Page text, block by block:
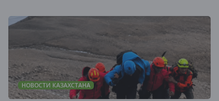
НОВОСТИ КАЗАХСТАНА